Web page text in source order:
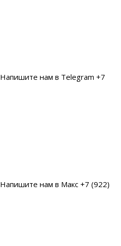
Напишите нам в Telegram +7
Напишите нам в Макс +7 (922)